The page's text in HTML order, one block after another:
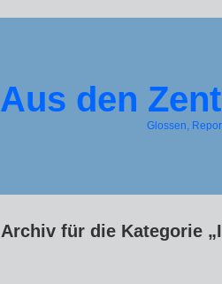
Aus den
Glossen,
Archiv für die Kategorie